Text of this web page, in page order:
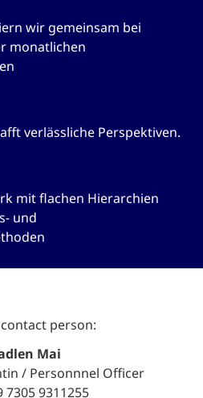
wir gemeinsam bei
monatlichen
verlässliche Perspektiven.
mit flachen Hierarchien
und
person:
Mai
/ Personnnel Officer
7305 9311255